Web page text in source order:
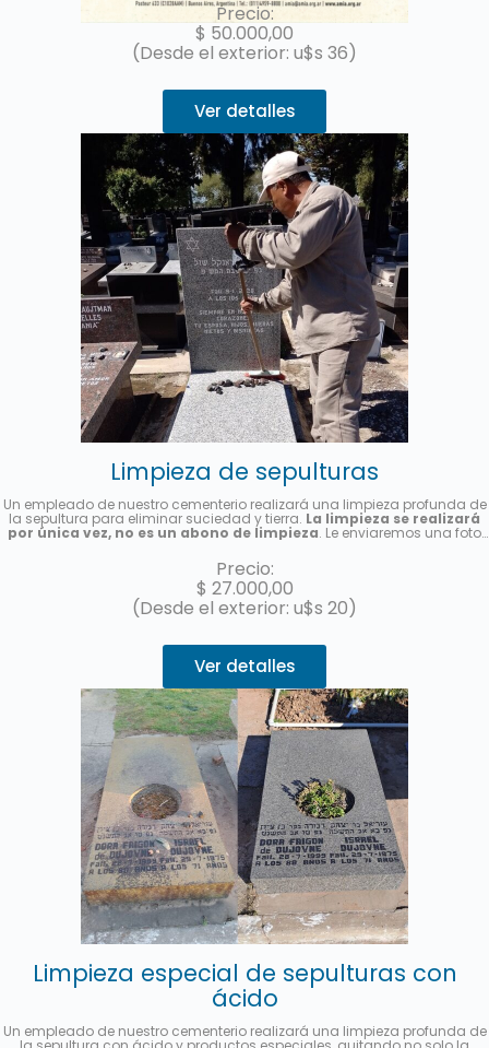
Precio:
$ 50.000,00
(Desde el exterior: u$s 36)
Ver detalles
Limpieza de sepulturas
Un empleado de nuestro cementerio realizará una limpieza profunda de
la sepultura para eliminar suciedad y tierra. La limpieza se realizará
por única vez, no es un abono de limpieza. Le enviaremos una foto
Precio:
$ 27.000,00
(Desde el exterior: u$s 20)
Ver detalles
Limpieza especial de sepulturas con
ácido
Un empleado de nuestro cementerio realizará una limpieza profunda de